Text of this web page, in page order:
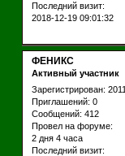
Последний визит:
2018-12-19 09:01:32
ФЕНИКС
Активный участник
Зарегистрирован:
Приглашений: 0
Сообщений: 412
Провел на форуме:
2 дня 4 часа
Последний визит: